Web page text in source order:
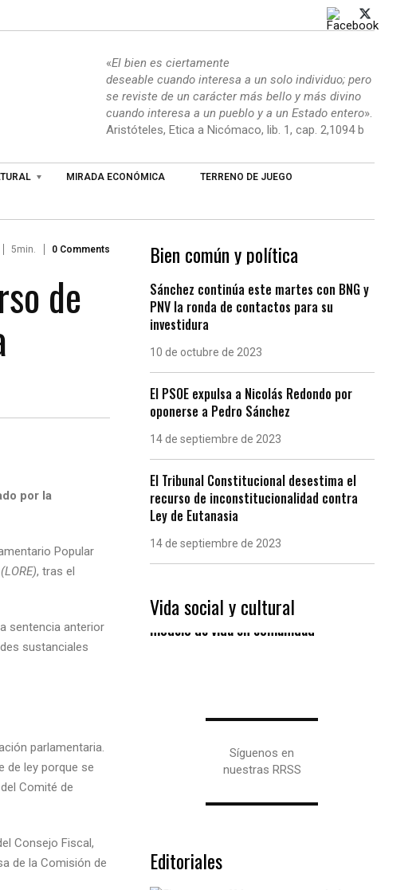
«El bien es ciertamente
deseable cuando interesa a un solo individuo; pero
se reviste de un carácter más bello y más divino
cuando interesa a un pueblo y a un Estado entero».
Aristóteles, Etica a Nicómaco, lib. 1, cap. 2,1094 b
MIRADA ECONÓMICA TERRENO DE JUEGO
5min. 0 Comments
de
por la
Popular
, tras el
sentencia anterior
sustanciales
parlamentaria.
de ley porque se
Comité de
Consejo Fiscal,
de la Comisión de
Bien común y política
Sánchez continúa este martes con BNG y
PNV la ronda de contactos para su
investidura
10 de octubre de 2023
El PSOE expulsa a Nicolás Redondo por
oponerse a Pedro Sánchez
14 de septiembre de 2023
El Tribunal Constitucional desestima el
recurso de inconstitucionalidad contra
Ley de Eutanasia
14 de septiembre de 2023
Vida social y cultural
Las “Eiras” gallegas, un
modelo de vida en comunidad
Síguenos en
nuestras RRSS
Editoriales